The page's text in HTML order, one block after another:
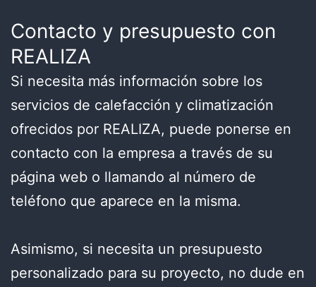
Contacto y presupuesto con
REALIZA
Si necesita más información sobre los
servicios de calefacción y climatización
ofrecidos por REALIZA, puede ponerse en
contacto con la empresa a través de su
página web o llamando al número de
teléfono que aparece en la misma.
Asimismo, si necesita un presupuesto
personalizado para su proyecto, no dude en